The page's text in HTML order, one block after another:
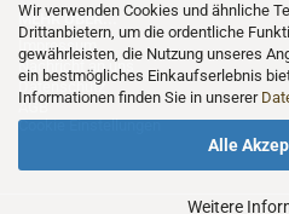
Wir verwenden Cookies und ähnliche
Drittanbietern, um die ordentliche
gewährleisten, die Nutzung unseres
ein bestmögliches Einkaufserlebnis
Informationen finden Sie in unserer
Alle
Weitere
MEHR ÜBER...
Impressum
Nachricht an uns
Datenschutz
AGB
Cookie Einstellungen